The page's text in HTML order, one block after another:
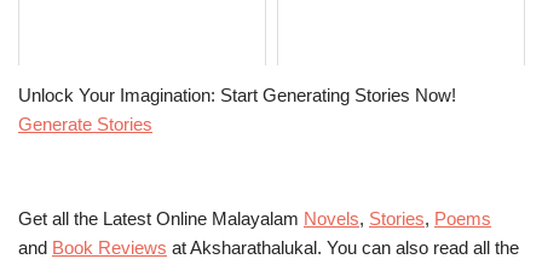
Unlock Your Imagination: Start Generating Stories Now!
Generate Stories
Get all the Latest Online Malayalam Novels, Stories, Poems
and Book Reviews at Aksharathalukal. You can also read all the